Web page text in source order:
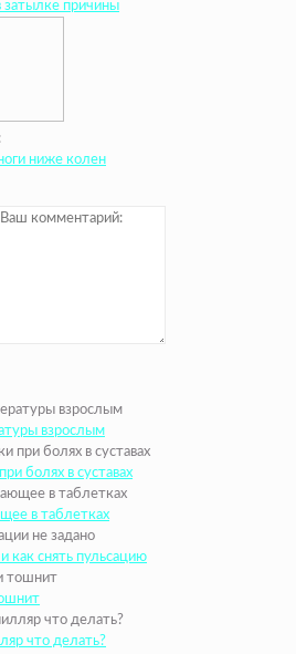
затылке причины
ниже колен
взрослым
болях в суставах
в таблетках
как снять пульсацию
что делать?